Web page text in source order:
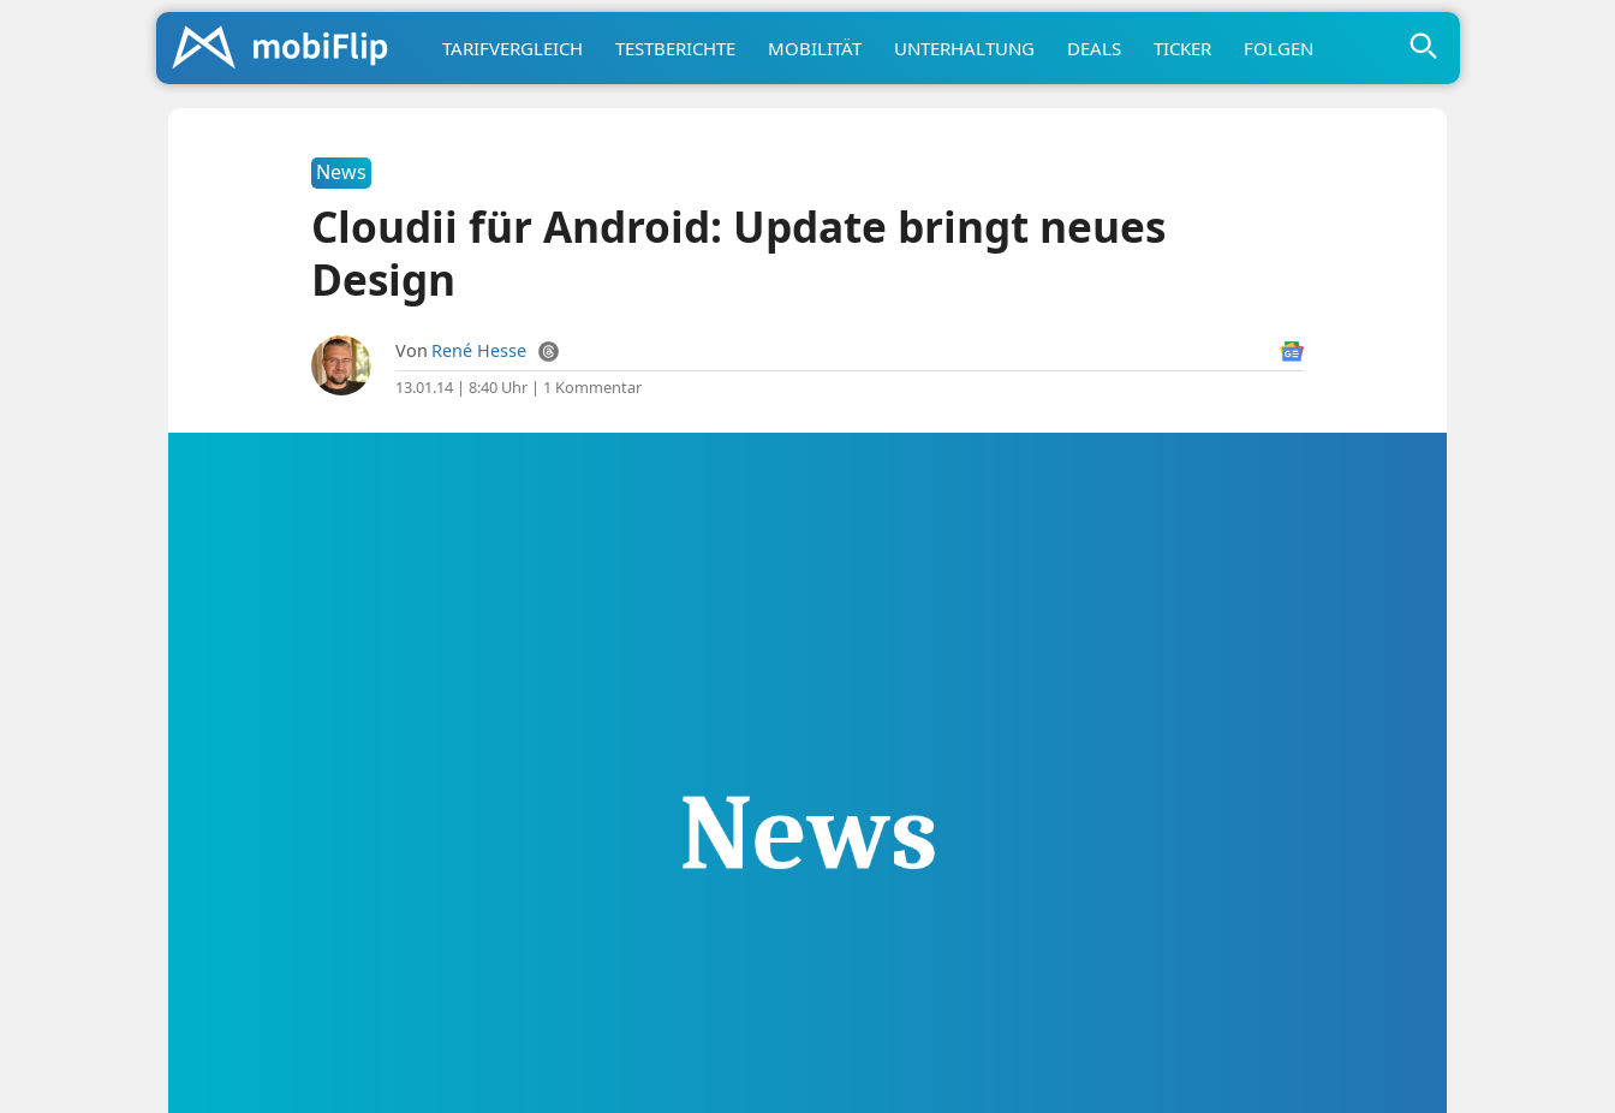
TARIFVERGLEICH TESTBERICHTE MOBILITÄT UNTERHALTUNG DEALS TICKER FOLGEN
News
Cloudii für Android: Update bringt neues
Design
Von René Hesse
13.01.14 | 8:40 Uhr| 1 Kommentar